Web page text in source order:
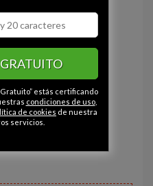
estás certificando
condiciones de uso,
de cookies de nuestra
servicios.